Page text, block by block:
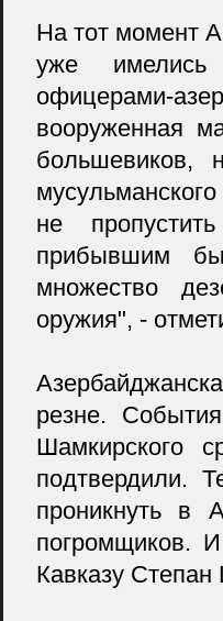
На тот момент
уже имелись
офицерами-
вооруженная
большевиков,
не
прибывшим
множество
оружия", -
резне.
Шамкирского
подтвердили.
проникнуть в
погромщиков.
Кавказу